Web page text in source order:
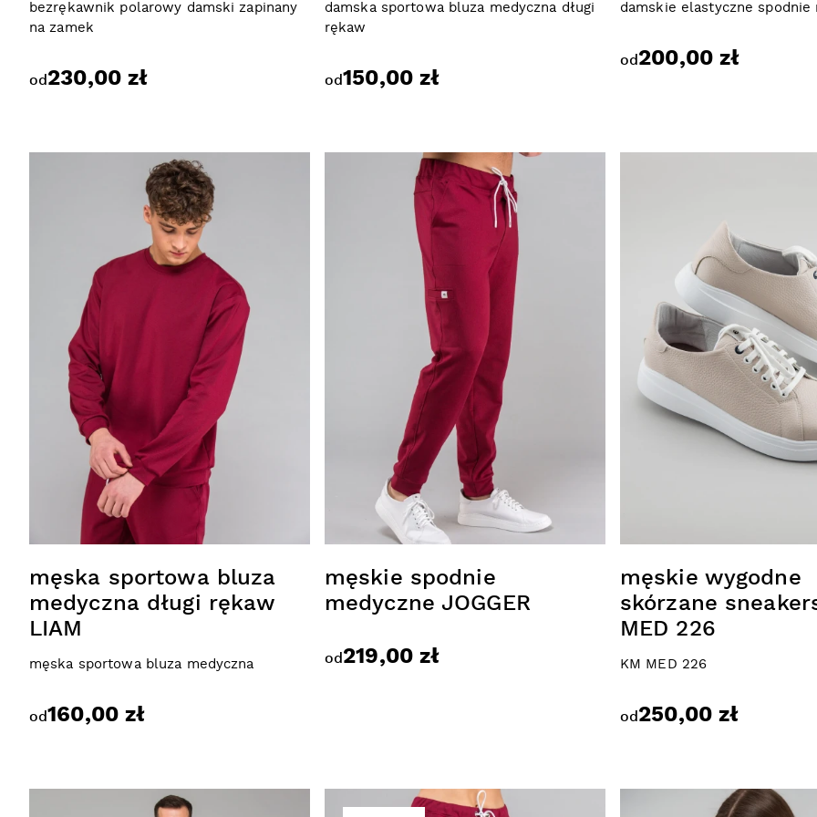
bezrękawnik polarowy damski zapinany
na zamek
od230,00 zł
damska sportowa bluza medyczna długi
rękaw
od150,00 zł
damskie elastyczne spodnie
od200,00 zł
męska sportowa bluza
medyczna długi rękaw
LIAM
męska sportowa bluza medyczna
od160,00 zł
męskie spodnie
medyczne JOGGER
od219,00 zł
męskie wygodne
skórzane
MED 226
KM MED 226
od250,00 zł